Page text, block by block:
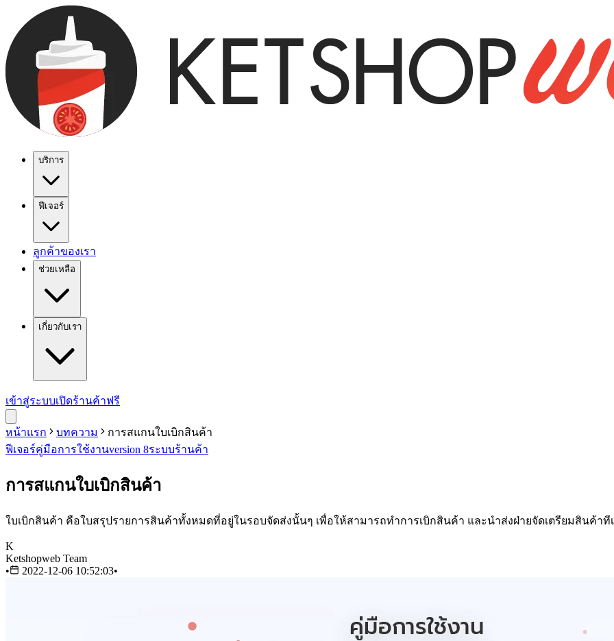
บริการ
ฟีเจอร์
ลูกค้าของเรา
ช่วยเหลือ
เกี่ยวกับเรา
เข้าสู่ระบบเปิดร้านค้าฟรี
หน้าแรก บทความ
การสแกนใบเบิกสินค้า
ฟีเจอร์คู่มือการใช้งานversion 8ระบบร้านค้า
การสแกนใบเบิกสินค้า
ใบเบิกสินค้า คือใบสรุปรายการสินค้าทั้งหมดที่อยู่ในรอบจัดส่งนั้นๆ เพื่อให้สามารถทำการเบิกสินค้า และนำส่งฝ่ายจัดเตรียมสินค้าที
K
Ketshopweb Team
•
2022-12-06 10:52:03•